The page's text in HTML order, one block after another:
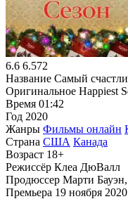
6.6 6.572
Название Самый
Оригинальное Happiest
Время 01:42
Год 2020
Жанры Фильмы онлайн
Страна США Канада
Возраст 18+
Режиссёр Клеа ДюВалл
Продюссер Марти
Премьера 19 ноября 2020